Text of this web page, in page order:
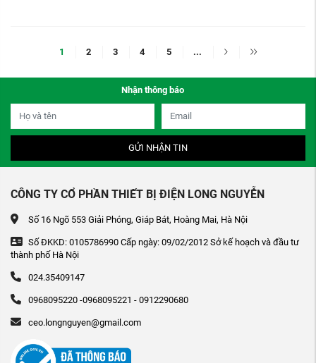
1 2 3 4 5 ...
Nhận thông báo
GỬI NHẬN TIN
CÔNG TY CỔ PHẦN THIẾT BỊ ĐIỆN LONG NGUYỄN
Số 16 Ngõ 553 Giải Phóng, Giáp Bát, Hoàng Mai, Hà Nội
Số ĐKKD: 0105786990 Cấp ngày: 09/02/2012 Sở kế hoạch và đầu tư
thành phố Hà Nội
024.35409147
0968095220 -0968095221 - 0912290680
ceo.longnguyen@gmail.com